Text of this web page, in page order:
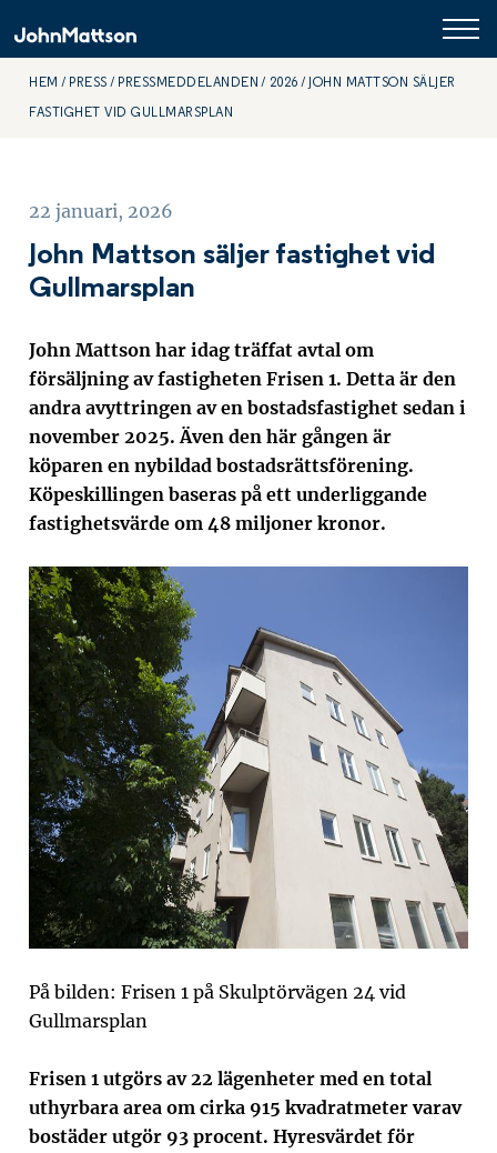
HEM PRESS PRESSMEDDELANDEN 2026 JOHN MATTSON SÄLJER
FASTIGHET VID GULLMARSPLAN
22 januari, 2026
John Mattson säljer fastighet vid
Gullmarsplan
John Mattson har idag träffat avtal om
försäljning av fastigheten Frisen 1. Detta är den
andra avyttringen av en bostadsfastighet sedan i
november 2025. Även den här gången är
köparen en nybildad bostadsrättsförening.
Köpeskillingen baseras på ett underliggande
fastighetsvärde om 48 miljoner kronor.
På bilden: Frisen 1 på Skulptörvägen 24 vid
Gullmarsplan
Frisen 1 utgörs av 22 lägenheter med en total
uthyrbara area om cirka 915 kvadratmeter varav
bostäder utgör 93 procent. Hyresvärdet för